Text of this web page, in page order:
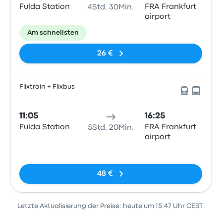
Fulda Station 4Std. 30Min.
FRA Frankfurt
airport
Am schnellsten
26 €
Flixtrain + Flixbus
11:05
Fulda Station 5Std. 20Min.
16:25
FRA Frankfurt
airport
48 €
Letzte Aktualisierung der Preise: heute um 15:47 Uhr CEST.